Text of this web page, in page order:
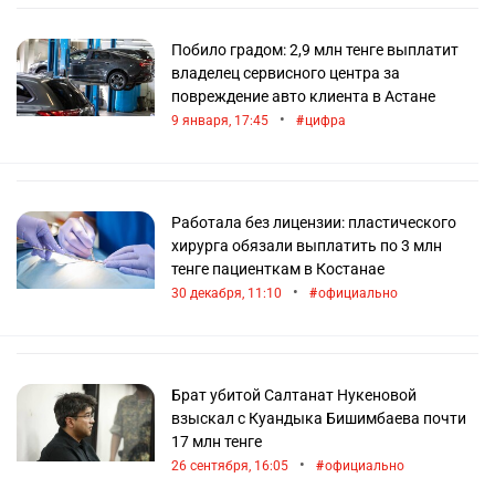
Побило градом: 2,9 млн тенге выплатит
владелец сервисного центра за
повреждение авто клиента в Астане
9 января, 17:45 • цифра
Работала без лицензии: пластического
хирурга обязали выплатить по 3 млн
тенге пациенткам в Костанае
30 декабря, 11:10 • официально
Брат убитой Салтанат Нукеновой
взыскал с Куандыка Бишимбаева почти
17 млн тенге
26 сентября, 16:05 • официально